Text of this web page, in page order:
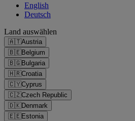
English
Deutsch
Land auswählen
🇦🇹Austria
🇧🇪Belgium
🇧🇬Bulgaria
🇭🇷Croatia
🇨🇾Cyprus
🇨🇿Czech Republic
🇩🇰Denmark
🇪🇪Estonia